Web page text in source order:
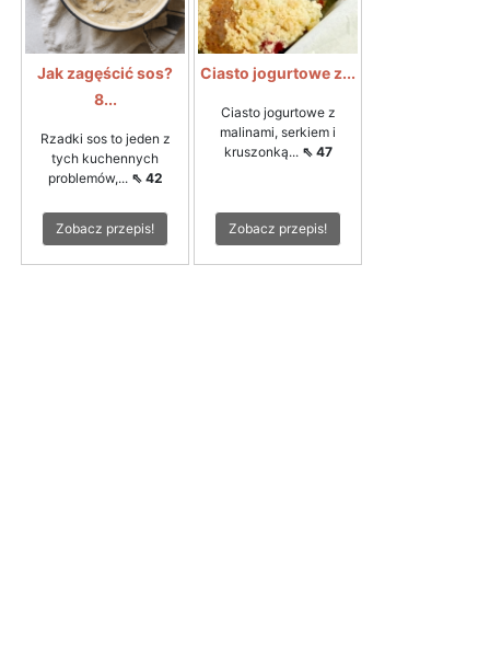
Jak zagęścić sos?
8...
Rzadki sos to jeden z
tych kuchennych
problemów,... ⇖ 42
Zobacz przepis!
Ciasto jogurtowe z...
Ciasto jogurtowe z
malinami, serkiem i
kruszonką... ⇖ 47
Zobacz przepis!